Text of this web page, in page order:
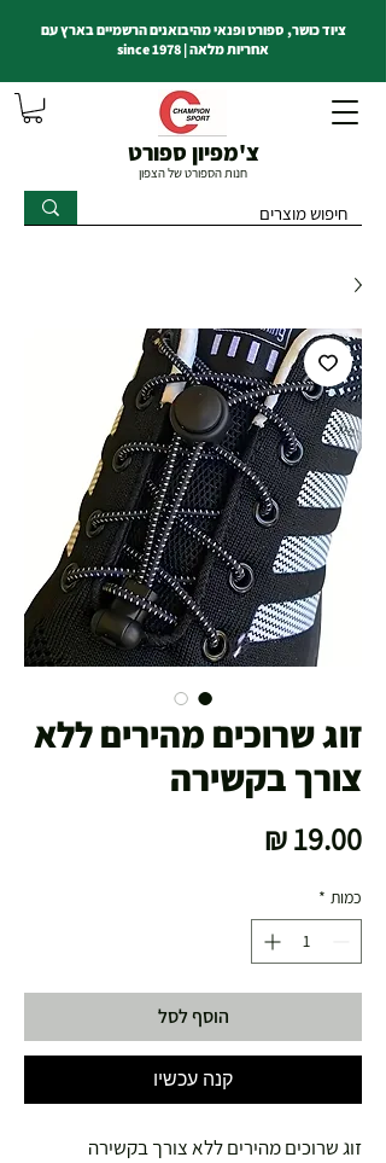
צ'מפיון ספורט
חנות הספורט של הצפון
ציוד כושר, ספורט ופנאי מהיבואנים הרשמיים בארץ עם
אחריות מלאה | since 1978
זוג שרוכים מהירים ללא
צורך בקשירה
כמות *
הוסף לסל
קנה עכשיו
זוג שרוכים מהירים ללא צורך בקשירה